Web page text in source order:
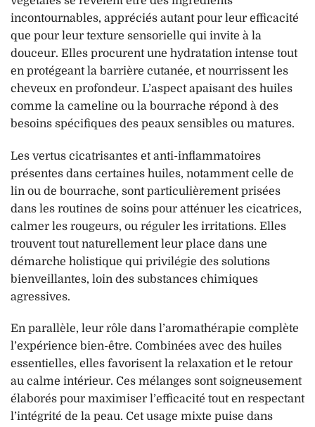
incontournables, appréciés autant pour leur efficacité
que pour leur texture sensorielle qui invite à la
douceur. Elles procurent une hydratation intense tout
en protégeant la barrière cutanée, et nourrissent les
cheveux en profondeur. L’aspect apaisant des huiles
comme la cameline ou la bourrache répond à des
besoins spécifiques des peaux sensibles ou matures.
Les vertus cicatrisantes et anti-inflammatoires
présentes dans certaines huiles, notamment celle de
lin ou de bourrache, sont particulièrement prisées
dans les routines de soins pour atténuer les cicatrices,
calmer les rougeurs, ou réguler les irritations. Elles
trouvent tout naturellement leur place dans une
démarche holistique qui privilégie des solutions
bienveillantes, loin des substances chimiques
agressives.
En parallèle, leur rôle dans l’aromathérapie complète
l’expérience bien-être. Combinées avec des huiles
essentielles, elles favorisent la relaxation et le retour
au calme intérieur. Ces mélanges sont soigneusement
élaborés pour maximiser l’efficacité tout en respectant
l’intégrité de la peau. Cet usage mixte puise dans